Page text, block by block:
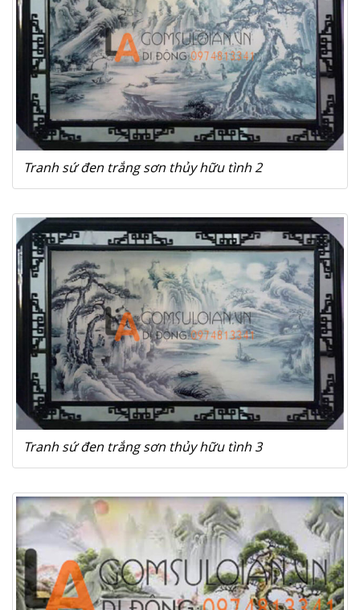
Tranh sứ đen trắng sơn thủy hữu tình 2
Tranh sứ đen trắng sơn thủy hữu tình 3